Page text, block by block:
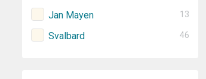
Jan Mayen 13
Svalbard 46